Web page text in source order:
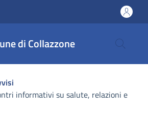
di Collazzone
informativi su salute, relazioni e